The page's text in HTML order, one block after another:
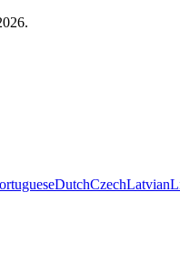
DutchCzechLatvian